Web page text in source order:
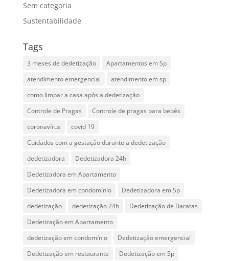
Sem categoria
Sustentabilidade
Tags
3 meses de dedetização
Apartamentos em Sp
atendimento emergencial
atendimento em sp
como limpar a casa após a dedetização
Controle de Pragas
Controle de pragas para bebês
coronavírus
covid 19
Cuidados com a gestação durante a dedetização
dedetizadora
Dedetizadora 24h
Dedetizadora em Apartamento
Dedetizadora em condomínio
Dedetizadora em Sp
dedetização
dedetização 24h
Dedetização de Baratas
Dedetização em Apartamento
dedetização em condomínio
Dedetização emergencial
Dedetização em restaurante
Dedetização em Sp